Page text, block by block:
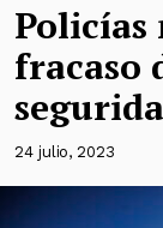
Policías
fracaso
24 julio, 2023